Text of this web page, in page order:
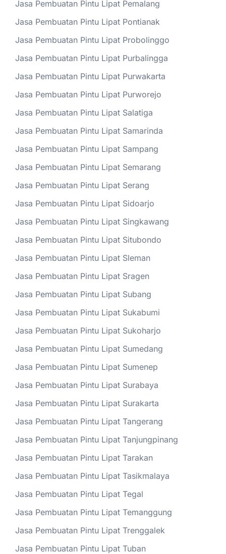
Jasa Pembuatan Pintu Lipat Pemalang
Jasa Pembuatan Pintu Lipat Pontianak
Jasa Pembuatan Pintu Lipat Probolinggo
Jasa Pembuatan Pintu Lipat Purbalingga
Jasa Pembuatan Pintu Lipat Purwakarta
Jasa Pembuatan Pintu Lipat Purworejo
Jasa Pembuatan Pintu Lipat Salatiga
Jasa Pembuatan Pintu Lipat Samarinda
Jasa Pembuatan Pintu Lipat Sampang
Jasa Pembuatan Pintu Lipat Semarang
Jasa Pembuatan Pintu Lipat Serang
Jasa Pembuatan Pintu Lipat Sidoarjo
Jasa Pembuatan Pintu Lipat Singkawang
Jasa Pembuatan Pintu Lipat Situbondo
Jasa Pembuatan Pintu Lipat Sleman
Jasa Pembuatan Pintu Lipat Sragen
Jasa Pembuatan Pintu Lipat Subang
Jasa Pembuatan Pintu Lipat Sukabumi
Jasa Pembuatan Pintu Lipat Sukoharjo
Jasa Pembuatan Pintu Lipat Sumedang
Jasa Pembuatan Pintu Lipat Sumenep
Jasa Pembuatan Pintu Lipat Surabaya
Jasa Pembuatan Pintu Lipat Surakarta
Jasa Pembuatan Pintu Lipat Tangerang
Jasa Pembuatan Pintu Lipat Tanjungpinang
Jasa Pembuatan Pintu Lipat Tarakan
Jasa Pembuatan Pintu Lipat Tasikmalaya
Jasa Pembuatan Pintu Lipat Tegal
Jasa Pembuatan Pintu Lipat Temanggung
Jasa Pembuatan Pintu Lipat Trenggalek
Jasa Pembuatan Pintu Lipat Tuban